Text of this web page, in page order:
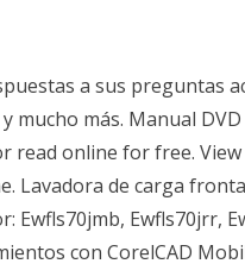
a sus preguntas
mucho más. Manual
read online for free.
Lavadora de carga
Ewfls70jmb, Ewfls70jrr,
con CorelCAD